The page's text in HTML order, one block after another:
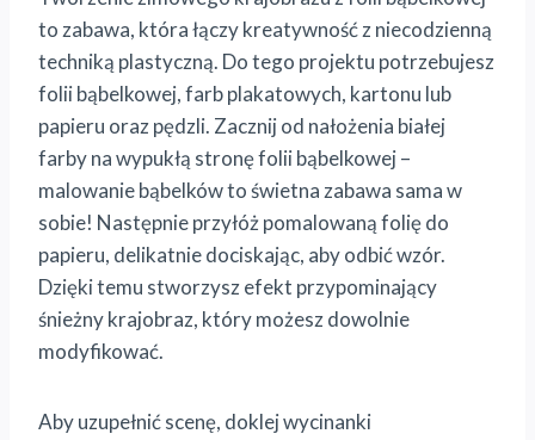
to zabawa, która łączy kreatywność z niecodzienną
techniką plastyczną. Do tego projektu potrzebujesz
folii bąbelkowej, farb plakatowych, kartonu lub
papieru oraz pędzli. Zacznij od nałożenia białej
farby na wypukłą stronę folii bąbelkowej –
malowanie bąbelków to świetna zabawa sama w
sobie! Następnie przyłóż pomalowaną folię do
papieru, delikatnie dociskając, aby odbić wzór.
Dzięki temu stworzysz efekt przypominający
śnieżny krajobraz, który możesz dowolnie
modyfikować.
Aby uzupełnić scenę, doklej wycinanki